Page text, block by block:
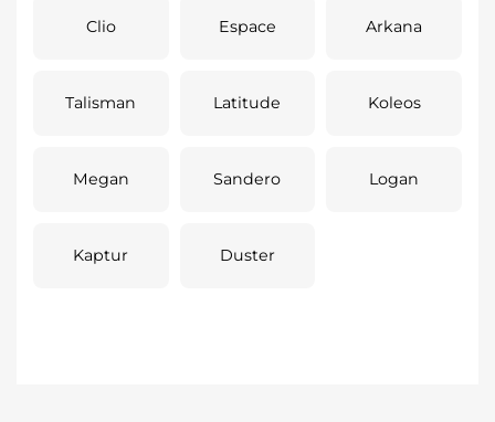
Clio Espace Arkana
Talisman Latitude Koleos
Megan Sandero Logan
Kaptur Duster